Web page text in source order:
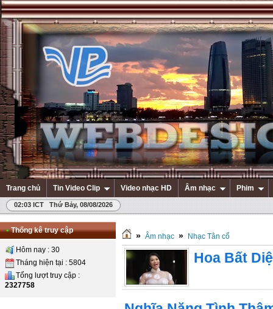
Trang chủ Tin Video Clip Video nhạc HD Âm nhạc Phim
02:03 ICT Thứ Bảy, 08/08/2026
• Thống kê truy cập
Hôm nay : 30
Tháng hiện tại : 5804
Tổng lượt truy cập :
2327758
» Âm nhạc » Nhạc Tân cổ
Hoa Bất